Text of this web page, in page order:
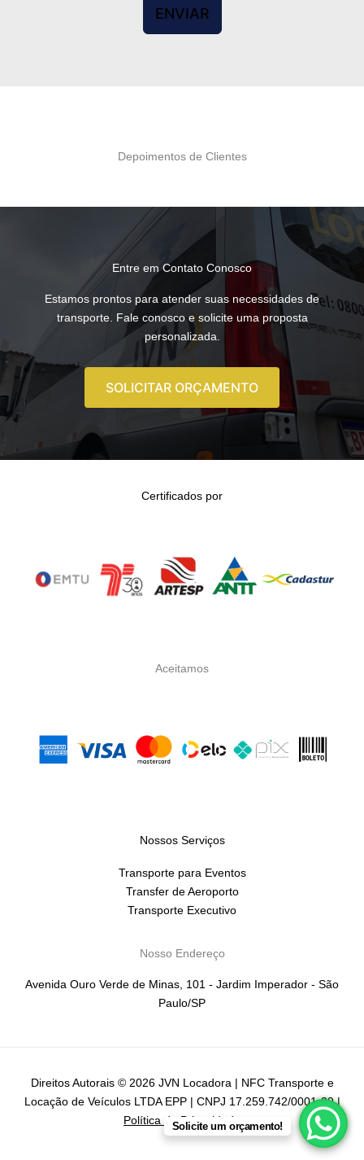
ENVIAR
Depoimentos de Clientes
Entre em Contato Conosco
Estamos prontos para atender suas necessidades de
transporte. Fale conosco e solicite uma proposta
personalizada.
SOLICITAR ORÇAMENTO
Certificados por
Aceitamos
Nossos Serviços
Transporte para Eventos
Transfer de Aeroporto
Transporte Executivo
Nosso Endereço
Avenida Ouro Verde de Minas, 101 - Jardim Imperador - São
Paulo/SP
Direitos Autorais © 2026 JVN Locadora | NFC Transporte e
Locação de Veículos LTDA EPP | CNPJ 17.259.742/0001-39 |
Política de Privacidade
Solicite um orçamento!